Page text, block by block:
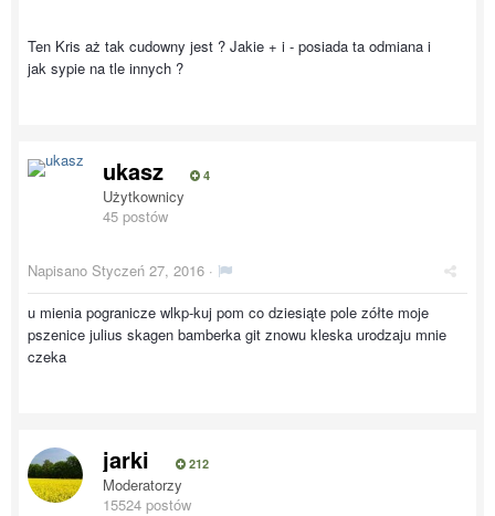
Ten Kris aż tak cudowny jest ? Jakie + i - posiada ta odmiana i
jak sypie na tle innych ?
ukasz 4
Użytkownicy
45 postów
Napisano Styczeń 27, 2016 ·
u mienia pogranicze wlkp-kuj pom co dziesiąte pole zółte moje
pszenice julius skagen bamberka git znowu kleska urodzaju mnie
czeka
jarki 212
Moderatorzy
15524 postów